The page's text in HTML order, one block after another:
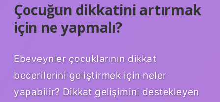
Çocuğun dikkatini artırmak
için ne yapmalı?
Ebeveynler çocuklarının dikkat
becerilerini geliştirmek için neler
yapabilir? Dikkat gelişimini destekleyen